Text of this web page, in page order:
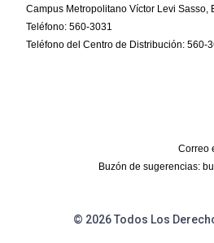
Campus Metropolitano Víctor Levi Sasso,
Teléfono: 560-3031
Teléfono del Centro de Distribución: 560-
Correo
Buzón de sugerencias:
© 2026 Todos Los